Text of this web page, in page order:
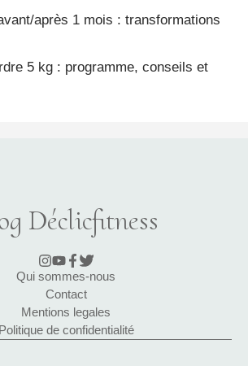
après 1 mois : transformations
5 kg : programme, conseils et
Déclicfitness
Qui sommes-nous
Contact
Mentions legales
Politique de confidentialité